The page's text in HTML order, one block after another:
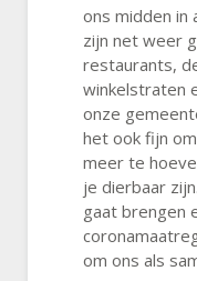
ons midden in
zijn net weer
restaurants,
winkelstraten
onze
het ook fijn
meer te
je dierbaar
gaat brengen
om ons als